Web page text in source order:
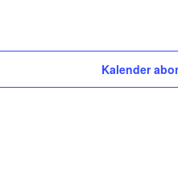
Kalender